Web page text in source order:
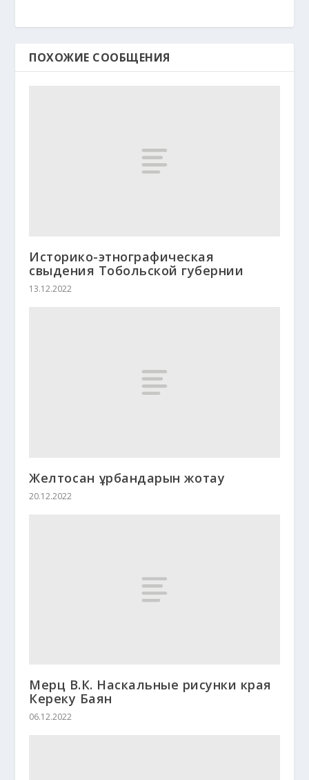
ПОХОЖИЕ СООБЩЕНИЯ
Историко-этнографическая
свыдения Тобольской губернии
13.12.2022
Желтоқсан құрбандарын жоқтау
20.12.2022
Мерц В.К. Наскальные рисунки края
Кереку Баян
06.12.2022